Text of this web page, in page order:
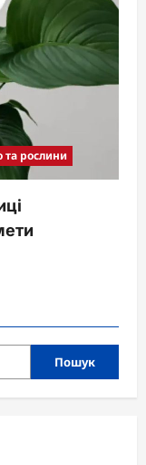
та рослини
Пошук